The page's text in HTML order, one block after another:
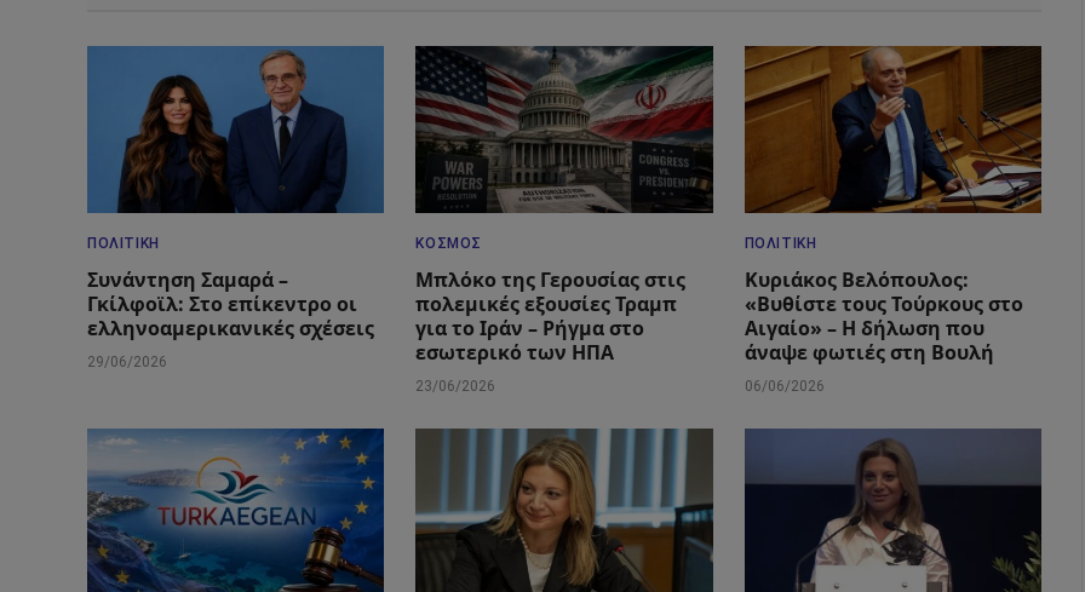
ΠΟΛΙΤΙΚΉ
Συνάντηση Σαμαρά –
Γκίλφοϊλ: Στο επίκεντρο οι
ελληνοαμερικανικές σχέσεις
29/06/2026
ΚΌΣΜΟΣ
Μπλόκο της Γερουσίας στις
πολεμικές εξουσίες Τραμπ
για το Ιράν – Ρήγμα στο
εσωτερικό των ΗΠΑ
23/06/2026
ΠΟΛΙΤΙΚΉ
Κυριάκος Βελόπουλος:
«Βυθίστε τους Τούρκους στο
Αιγαίο» – Η δήλωση που
άναψε φωτιές στη Βουλή
06/06/2026